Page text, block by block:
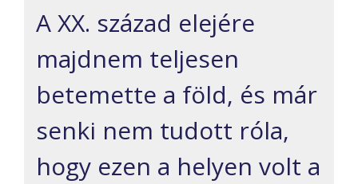
A XX. század elejére
majdnem teljesen
betemette a föld, és már
senki nem tudott róla,
hogy ezen a helyen volt a